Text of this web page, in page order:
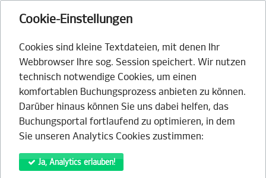
Cookie-Einstellungen
Cookies sind kleine Textdateien, mit denen Ihr
Webbrowser Ihre sog. Session speichert. Wir nutzen
technisch notwendige Cookies, um einen
komfortablen Buchungsprozess anbieten zu können.
Darüber hinaus können Sie uns dabei helfen, das
Buchungsportal fortlaufend zu optimieren, in dem
Sie unseren Analytics Cookies zustimmen:
Ja, Analytics erlauben!